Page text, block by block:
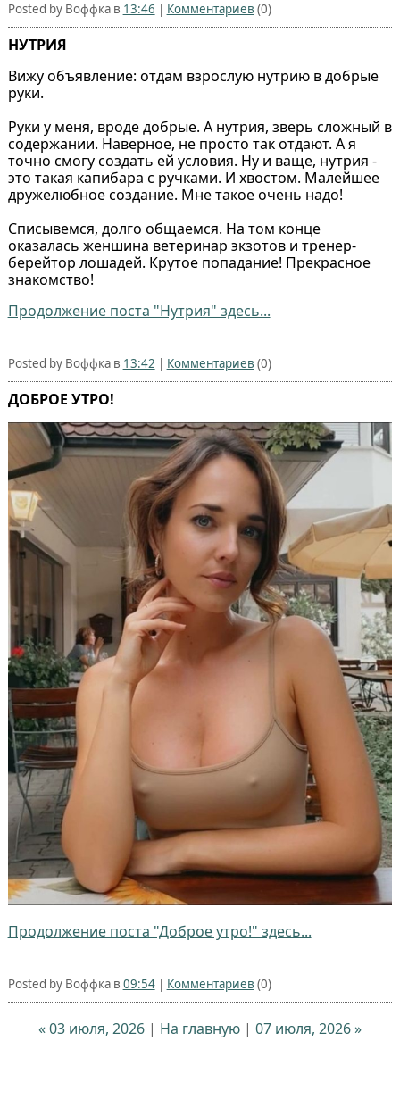
Posted by Воффка в 13:46 | Комментариев (0)
НУТРИЯ
Вижу объявление: отдам взрослую нутрию в добрые
руки.
Руки у меня, вроде добрые. А нутрия, зверь сложный в
содержании. Наверное, не просто так отдают. А я
точно смогу создать ей условия. Ну и ваще, нутрия -
это такая капибара с ручками. И хвостом. Малейшее
дружелюбное создание. Мне такое очень надо!
Списывемся, долго общаемся. На том конце
оказалась женшина ветеринар экзотов и тренер-
берейтор лошадей. Крутое попадание! Прекрасное
знакомство!
Продолжение поста "Нутрия" здесь...
Posted by Воффка в 13:42 | Комментариев (0)
ДОБРОЕ УТРО!
Продолжение поста "Доброе утро!" здесь...
Posted by Воффка в 09:54| Комментариев (0)
« 03 июля, 2026 | На главную | 07 июля, 2026 »